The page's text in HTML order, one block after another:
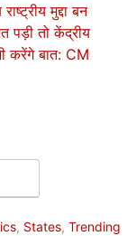
मुद्दा बन
पड़ी तो केंद्रीय
करेंगे बात: CM
, States, Trending